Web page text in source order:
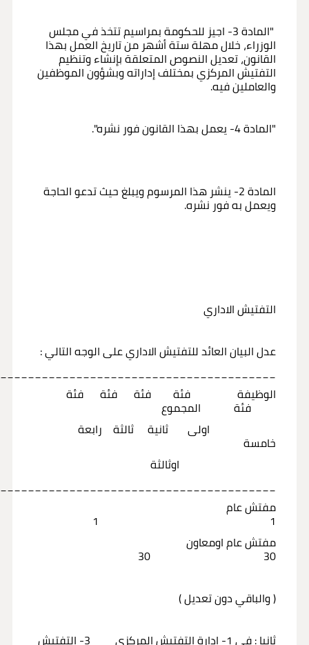
"المادة 3- اجيز للحكومة بمراسيم تتخذ في مجلس
الوزراء، خلال مهلة ستة أشهر من تاريخ العمل بهذا
القانون، تعديل النصوص المتعلقة بإنشاء وتنظيم
التفتيش المركزي بمختلف إداراته وبشؤون الموظفين
والعاملين فيه.
"المادة 4- يعمل بهذا القانون فور نشره".
المادة 2- ينشر هذا المرسوم ويبلغ حيث تدعو الحاجة
ويعمل به فور نشره.
التفتيش الاداري
عدل البيان العائد للتفتيش الاداري على الوجه التالي :
الوظيفة فئة فئة فئة فئة
فئة المجموع
اولى ثانية ثالثة رابعة
خامسة
اوثالثة
مفتش عام
1 1
مفتش عام اومعاون
30 30
( والباقي دون تعديل )
ثانيا : في 1- ادارة التفتيش المركزي 3- التفتيش